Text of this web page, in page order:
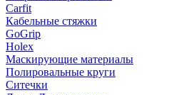
Carfit
Кабельные стяжки
GoGrip
Holex
Маскирующие материалы
Полировальные круги
Ситечки